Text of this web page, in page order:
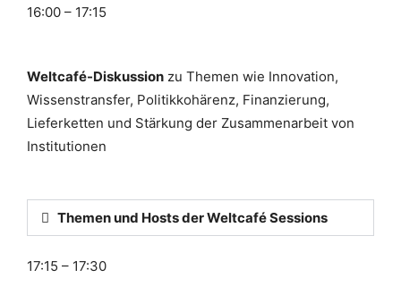
16:00 – 17:15
Weltcafé-Diskussion zu Themen wie Innovation,
Wissenstransfer, Politikkohärenz, Finanzierung,
Lieferketten und Stärkung der Zusammenarbeit von
Institutionen
Themen und Hosts der Weltcafé Sessions
17:15 – 17:30